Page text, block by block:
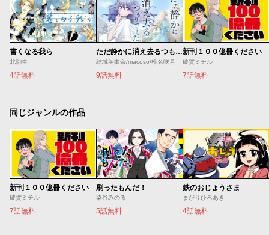
書くなる我ら
北駒生
4話無料
ただ静かに消え去るつもりでした
結城芙由奈/macoso/椎名咲月
9話無料
新刊１００億冊ください
破賀ミチル
7話無料
同じジャンルの作品
新刊１００億冊ください
破賀ミチル
7話無料
刷ったもんだ！
染谷みのる
5話無料
鉄のおじょうさま
まがりひろあき
4話無料